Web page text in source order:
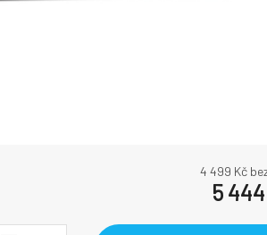
4 499 Kč
5 444